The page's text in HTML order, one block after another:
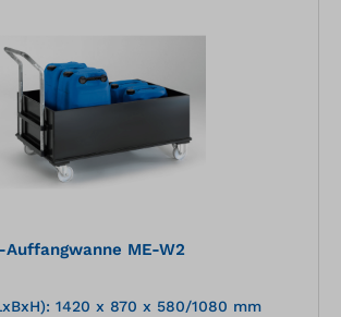
Auffangwanne ME-W2
1420 x 870 x 580/1080 mm